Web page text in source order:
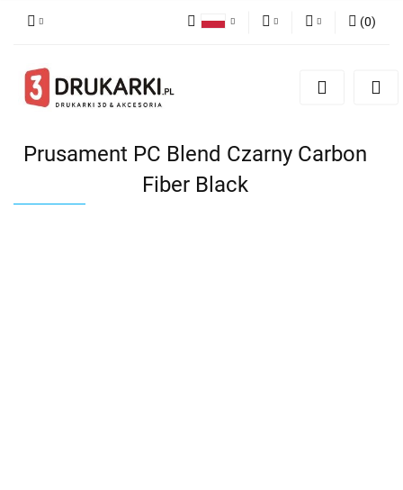
English
Zarejestruj się
(0)
Prusament PC Blend Czarny Carbon
Fiber Black